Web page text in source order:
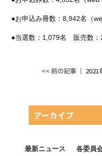
●お申込み冊数：8,942名（
●当選数：1,079名 販売数：
<< 前の記事 │
アーカイブ
最新ニュース 各委員